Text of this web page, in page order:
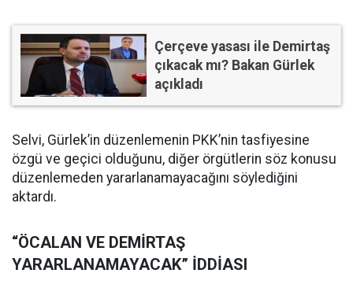
Çerçeve yasası ile Demirtaş
çıkacak mı? Bakan Gürlek
açıkladı
Selvi, Gürlek’in düzenlemenin PKK’nin tasfiyesine
özgü ve geçici olduğunu, diğer örgütlerin söz konusu
düzenlemeden yararlanamayacağını söylediğini
aktardı.
“ÖCALAN VE DEMİRTAŞ
YARARLANAMAYACAK” İDDİASI